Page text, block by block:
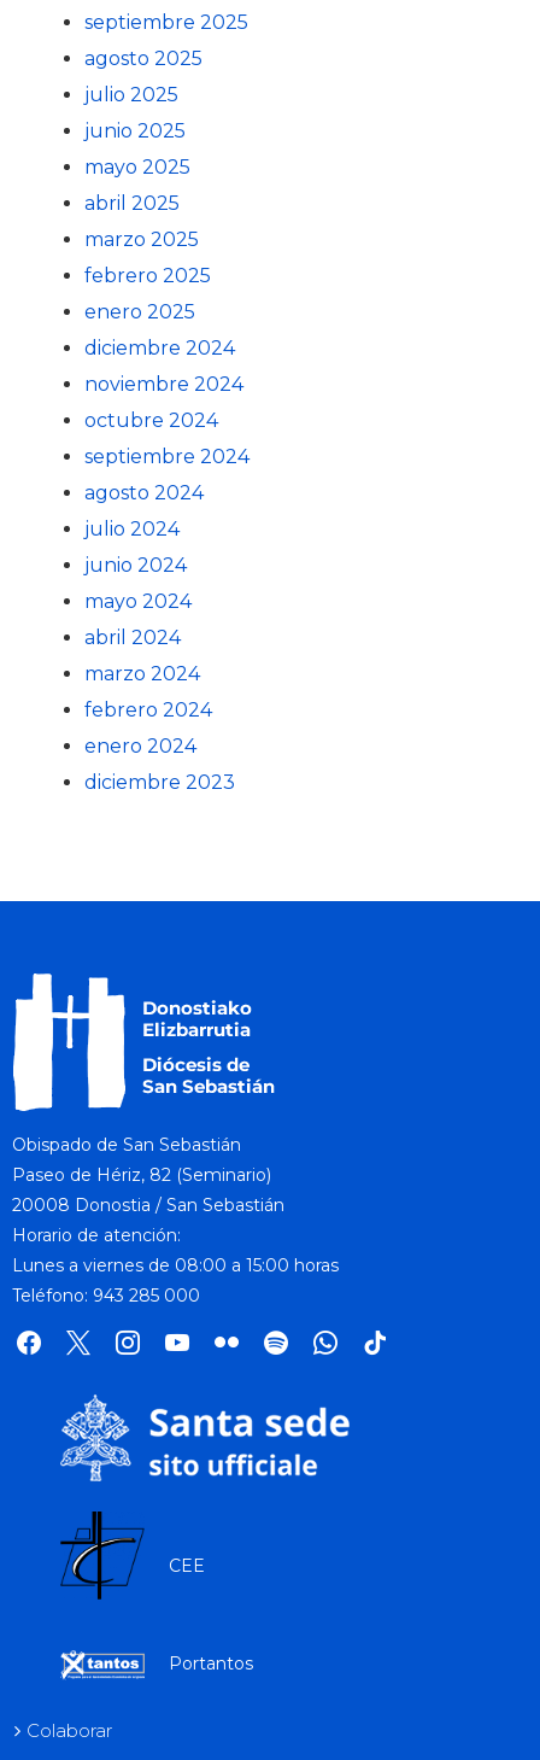
septiembre 2025
agosto 2025
julio 2025
junio 2025
mayo 2025
abril 2025
marzo 2025
febrero 2025
enero 2025
diciembre 2024
noviembre 2024
octubre 2024
septiembre 2024
agosto 2024
julio 2024
junio 2024
mayo 2024
abril 2024
marzo 2024
febrero 2024
enero 2024
diciembre 2023
Obispado de San Sebastián
Paseo de Hériz, 82 (Seminario)
20008 Donostia / San Sebastián
Horario de atención:
Lunes a viernes de 08:00 a 15:00 horas
Teléfono: 943 285 000
facebook
x instagramyoutube
flickr spotifywhatsapp
tik
CEE
Portantos
Colaborar